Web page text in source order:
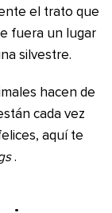
el trato que
fuera un lugar
silvestre.
hacen de
cada vez
aquí te
.